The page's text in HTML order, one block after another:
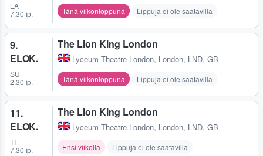
LA
7.30 ip.
Tänä viikonloppuna Lippuja ei ole saatavilla
9.
ELOK.
SU
2.30 ip.
The Lion King London
Lyceum Theatre London, London, LND, GB
Tänä viikonloppuna Lippuja ei ole saatavilla
11.
ELOK.
TI
7.30 ip.
The Lion King London
Lyceum Theatre London, London, LND, GB
Ensi viikolla Lippuja ei ole saatavilla